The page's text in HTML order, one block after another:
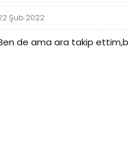
Şub 2022
de ama ara takip